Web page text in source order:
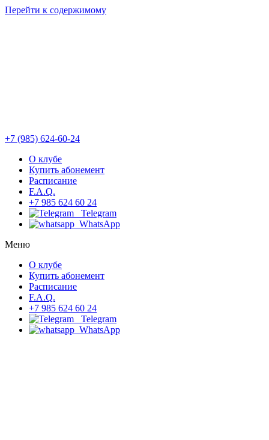
Перейти к содержимому
+7 (985) 624-60-24
О клубе
Купить абонемент
Расписание
F.A.Q.
+7 985 624 60 24
Telegram
WhatsApp
Меню
О клубе
Купить абонемент
Расписание
F.A.Q.
+7 985 624 60 24
Telegram
WhatsApp